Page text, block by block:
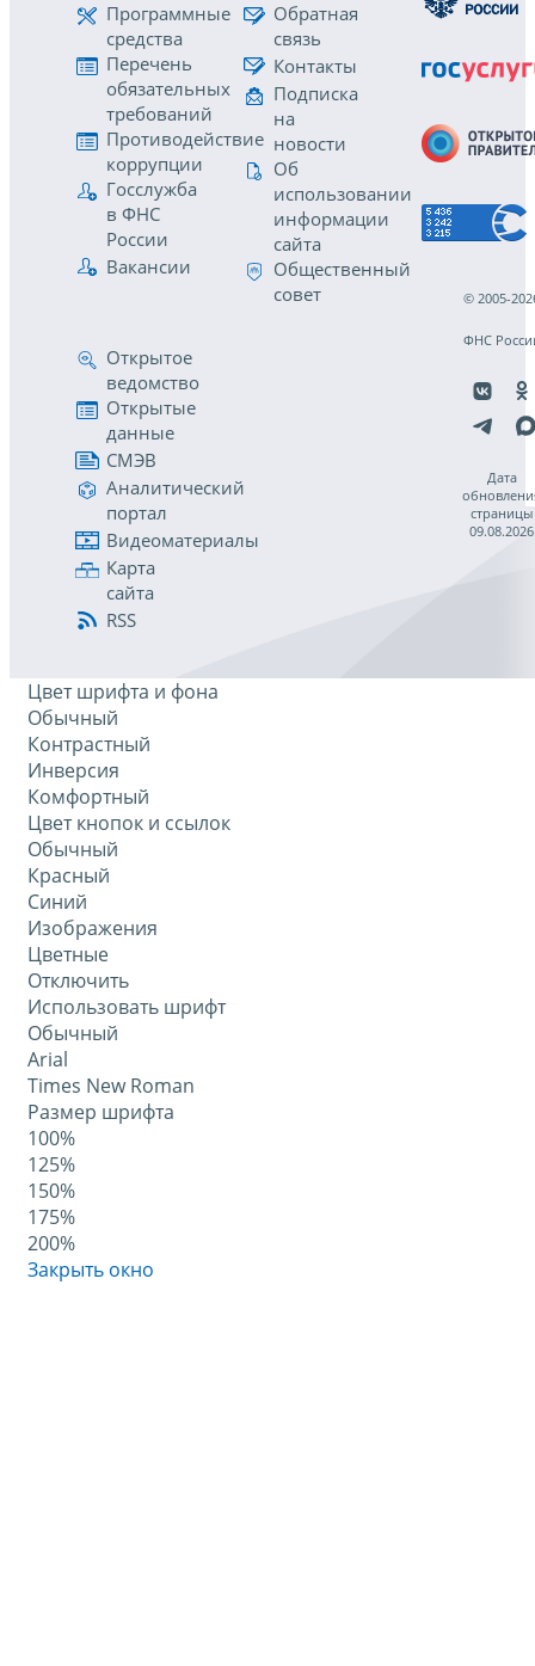
Программные
средства
Перечень
обязательных
требований
Противодействие
коррупции
Госслужба
в ФНС
России
Вакансии
Обратная
связь
Контакты
Подписка
на
новости
Об
использовании
информации
сайта
Общественный
совет
Открытое
ведомство
Открытые
данные
СМЭВ
Аналитический
портал
Видеоматериалы
Карта
сайта
RSS
© 2005-
ФНС
Дата
страницы
09.08.2026
Цвет шрифта и фона
Обычный
Контрастный
Инверсия
Комфортный
Цвет кнопок и ссылок
Обычный
Красный
Синий
Изображения
Цветные
Отключить
Использовать шрифт
Обычный
Arial
Times New Roman
Размер шрифта
100%
125%
150%
175%
200%
Закрыть окно